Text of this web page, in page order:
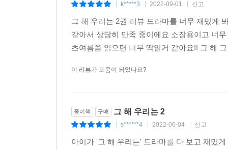
k*****3 2022-09-01 신고
그 해 우리는 2권 리뷰 드라마를 너무 재밌게
같아서 상당히 만족 중이에요 소장용이고 너
초여름쯤 읽으면 너무 딱일거 같아요!! 그 해
이 리뷰가 도움이 되었나요?
종이책 구매 그 해 우리는 2
s******4 2022-06-04 신고
아이가 '그 해 우리는' 드라마를 다 보고 재밌